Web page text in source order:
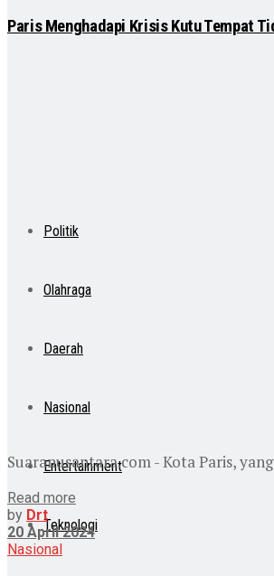
Politik
Olahraga
Daerah
Nasional
Entertainment
Teknologi
Paris Menghadapi Krisis Kutu Tempat
Suaranusantara.com - Kota Paris,
Read more
by Drt
20 April 2024
Nasional